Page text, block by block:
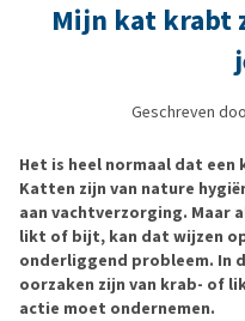
Mijn kat krabt
Geschreven
Het is heel normaal dat
Katten zijn van nature
aan vachtverzorging. Maar
likt of bijt, kan dat wijzen
onderliggend probleem. In
oorzaken zijn van krab- of
actie moet ondernemen.